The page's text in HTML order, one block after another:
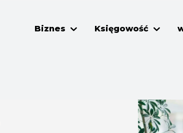
Biznes Księgowość